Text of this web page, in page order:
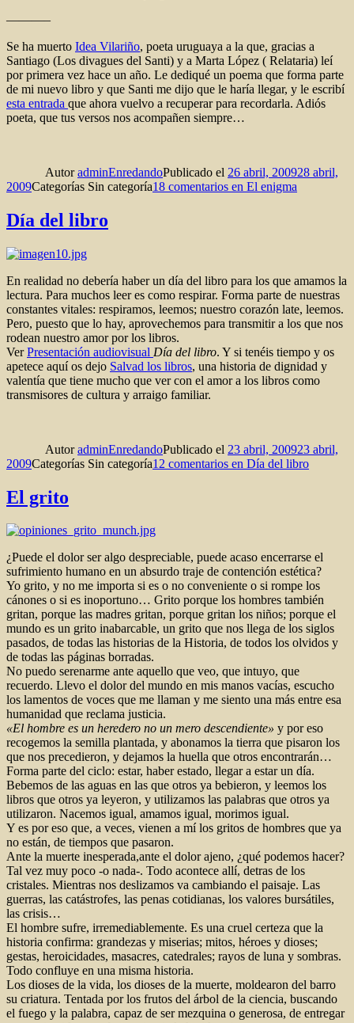
———–
Se ha muerto Idea Vilariño, poeta uruguaya a la que, gracias a
Santiago (Los divagues del Santi) y a Marta López ( Relataria) leí
por primera vez hace un año. Le dediqué un poema que forma parte
de mi nuevo libro y que Santi me dijo que le haría llegar, y le escribí
esta entrada que ahora vuelvo a recuperar para recordarla. Adiós
poeta, que tus versos nos acompañen siempre…
AutoradminEnredandoPublicado el 26 abril, 200928 abril,
2009Categorías Sin categoría18 comentarios en El enigma
Día del libro
En realidad no debería haber un día del libro para los que amamos la
lectura. Para muchos leer es como respirar. Forma parte de nuestras
constantes vitales: respiramos, leemos; nuestro corazón late, leemos.
Pero, puesto que lo hay, aprovechemos para transmitir a los que nos
rodean nuestro amor por los libros.
VerPresentación audiovisual Día del libro. Y si tenéis tiempo y os
apetece aquí os dejo Salvad los libros, una historia de dignidad y
valentía que tiene mucho que ver con el amor a los libros como
transmisores de cultura y arraigo familiar.
AutoradminEnredandoPublicado el 23 abril, 200923 abril,
2009Categorías Sin categoría12 comentarios en Día del libro
El grito
¿Puede el dolor ser algo despreciable, puede acaso encerrarse el
sufrimiento humano en un absurdo traje de contención estética?
Yo grito, y no me importa si es o no conveniente o si rompe los
cánones o si es inoportuno… Grito porque los hombres también
gritan, porque las madres gritan, porque gritan los niños; porque el
mundo es un grito inabarcable, un grito que nos llega de los siglos
pasados, de todas las historias de la Historia, de todos los olvidos y
de todas las páginas borradas.
No puedo serenarme ante aquello que veo, que intuyo, que
recuerdo. Llevo el dolor del mundo en mis manos vacías, escucho
los lamentos de voces que me llaman y me siento una más entre esa
humanidad que reclama justicia.
«El hombre es un heredero no un mero descendiente» y por eso
recogemos la semilla plantada, y abonamos la tierra que pisaron los
que nos precedieron, y dejamos la huella que otros encontrarán…
Forma parte del ciclo: estar, haber estado, llegar a estar un día.
Bebemos de las aguas en las que otros ya bebieron, y leemos los
libros que otros ya leyeron, y utilizamos las palabras que otros ya
utilizaron. Nacemos igual, amamos igual, morimos igual.
Y es por eso que, a veces, vienen a mí los gritos de hombres que ya
no están, de tiempos que pasaron.
Ante la muerte inesperada,ante el dolor ajeno, ¿qué podemos hacer?
Tal vez muy poco -o nada-. Todo acontece allí, detras de los
cristales. Mientras nos deslizamos va cambiando el paisaje. Las
guerras, las catástrofes, las penas cotidianas, los valores bursátiles,
las crisis…
El hombre sufre, irremediablemente. Es una cruel certeza que la
historia confirma: grandezas y miserias; mitos, héroes y dioses;
gestas, heroicidades, masacres, catedrales; rayos de luna y sombras.
Todo confluye en una misma historia.
Los dioses de la vida, los dioses de la muerte, moldearon del barro
su criatura. Tentada por los frutos del árbol de la ciencia, buscando
el fuego y la palabra, capaz de ser mezquina o generosa, de entregar